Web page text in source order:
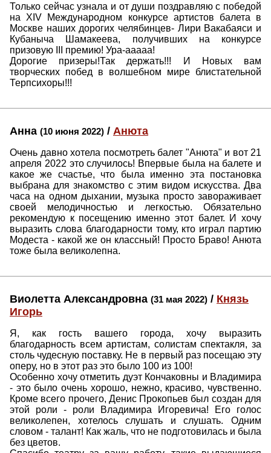
Только сейчас узнала и от души поздравляю с победой
на XIV Международном конкурсе артистов балета в
Москве наших дорогих челябинцев- Лири Вакабаяси и
Кубаныча Шамакеева, получивших на конкурсе
призовую III премию! Ура-ааааа!
Дорогие призеры!Так держать!!! И Новых вам
творческих побед в волшебном мире блистательной
Терпсихоры!!!
Анна (10 июня 2022) / Анюта
Очень давно хотела посмотреть балет "Анюта" и вот 21
апреля 2022 это случилось! Впервые была на балете и
какое же счастье, что была именно эта постановка
выбрана для знакомство с этим видом искусства. Два
часа на одном дыхании, музыка просто завораживает
своей мелодичностью и легкостью. Обязательно
рекомендую к посещению именно этот балет. И хочу
выразить слова благодарности тому, кто играл партию
Модеста - какой же он классный! Просто Браво! Анюта
тоже была великолепна.
Виолетта Александровна (31 мая 2022) / Князь
Игорь
Я, как гость вашего города, хочу выразить
благодарность всем артистам, солистам спектакля, за
столь чудесную поставку. Не в первый раз посещаю эту
оперу, но в этот раз это было 100 из 100!
Особенно хочу отметить дуэт Кончаковны и Владимира
- это было очень хорошо, нежно, красиво, чувственно.
Кроме всего прочего, Денис Прокопьев был создан для
этой роли - роли Владимира Игоревича! Его голос
великолепен, хотелось слушать и слушать. Одним
словом - талант! Как жаль, что не подготовилась и была
без цветов.